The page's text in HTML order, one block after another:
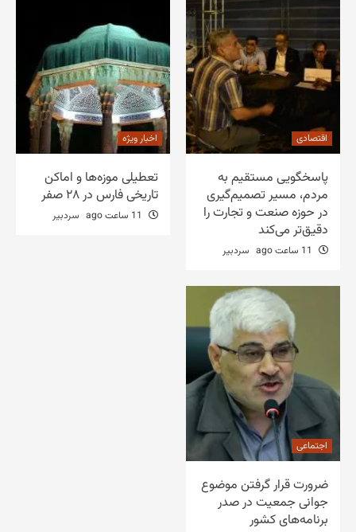
اقتصادی
پاسخگویی مستقیم به
مردم، مسیر تصمیم‌گیری
در حوزه صنعت و تجارت را
دقیق‌تر می‌کند
سردبیر
اخبار ویژه
تعطیلی موزه‌ها و اماکن
تاریخی فارس در ۲۸ صفر
سردبیر
اجتماعی
ضرورت قرار گرفتن موضوع
جوانی جمعیت در صدر
برنامه‌های کشور